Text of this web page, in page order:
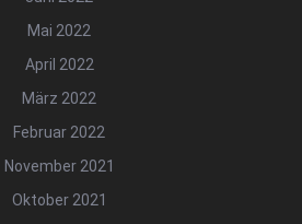
Mai 2022
April 2022
März 2022
Februar 2022
November 2021
Oktober 2021